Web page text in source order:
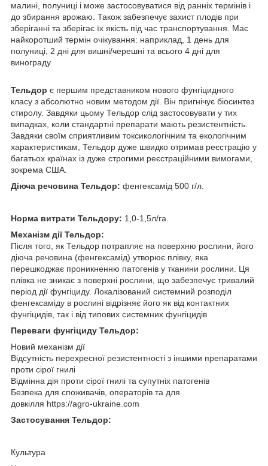
малині, полуниці і може застосовуватися від ранніх термінів і
до збирання врожаю. Також забезпечує захист плодів при
зберіганні та зберігає їх якість під час транспортування. Має
найкоротший термін очікування: наприклад, 1 день для
полуниці, 2 дні для вишні/черешні та всього 4 дні для
винограду
Тельдор є першим представником нового фунгіцидного
класу з абсолютно новим методом дії. Він пригнічує біосинтез
стиролу. Завдяки цьому Тельдор слід застосовувати у тих
випадках, коли стандартні препарати мають резистентність.
Завдяки своїм сприятливим токсикологічним та екологічним
характеристикам, Тельдор дуже швидко отримав реєстрацію у
багатьох країнах із дуже строгими реєстраційними вимогами,
зокрема США.
Діюча речовина Тельдор: фенгексамід 500 г/л.
Норма витрати Тельдору: 1,0-1,5л/га.
Механізм дії Тельдор:
Після того, як Тельдор потрапляє на поверхню рослини, його
діюча речовина (фенгексамід) утворює плівку, яка
перешкоджає проникненню патогенів у тканини рослини. Ця
плівка не зникає з поверхні рослини, що забезпечує тривалий
період дії фунгіциду. Локалізований системний розподіл
фенгексаміду в рослині відрізняє його як від контактних
фунгіцидів, так і від типових системних фунгіцидів
Переваги фунгіциду Тельдор:
Новий механізм дії
Відсутність перехресної резистентності з іншими препаратами
проти сірої гнилі
Відмінна дія проти сірої гнилі та супутніх патогенів
Безпека для споживачів, операторів та для
довкілля https://agro-ukraine.com
Застосування Тельдор:
Культура